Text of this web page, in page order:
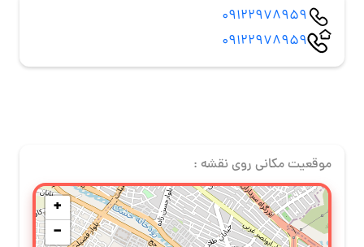
09122978959
09122978959
موقعیت مکانی روی نقشه :
+
−